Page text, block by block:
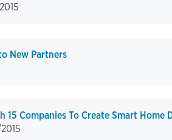
New Partners
15 Companies To Create Smart Home